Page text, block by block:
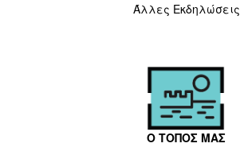
Άλλες Εκδηλώσεις
Ο ΤΟΠΟΣ ΜΑΣ